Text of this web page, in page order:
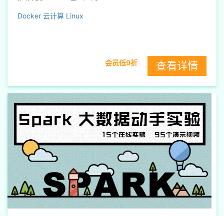
Docker 云计算 Linux
会员低9折 查看详情